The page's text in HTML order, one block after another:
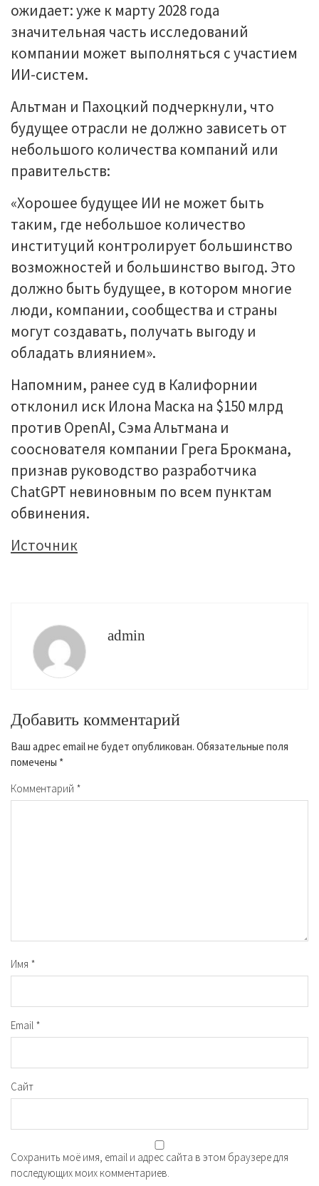
ожидает: уже к марту 2028 года
значительная часть исследований
компании может выполняться с участием
ИИ-систем.
Альтман и Пахоцкий подчеркнули, что
будущее отрасли не должно зависеть от
небольшого количества компаний или
правительств:
«Хорошее будущее ИИ не может быть
таким, где небольшое количество
институций контролирует большинство
возможностей и большинство выгод. Это
должно быть будущее, в котором многие
люди, компании, сообщества и страны
могут создавать, получать выгоду и
обладать влиянием».
Напомним, ранее суд в Калифорнии
отклонил иск Илона Маска на $150 млрд
против OpenAI, Сэма Альтмана и
сооснователя компании Грега Брокмана,
признав руководство разработчика
ChatGPT невиновным по всем пунктам
обвинения.
Источник
admin
Добавить комментарий
Ваш адрес email не будет опубликован. Обязательные поля
помечены *
Комментарий *
Имя *
Email *
Сайт
Сохранить моё имя, email и адрес сайта в этом браузере для
последующих моих комментариев.